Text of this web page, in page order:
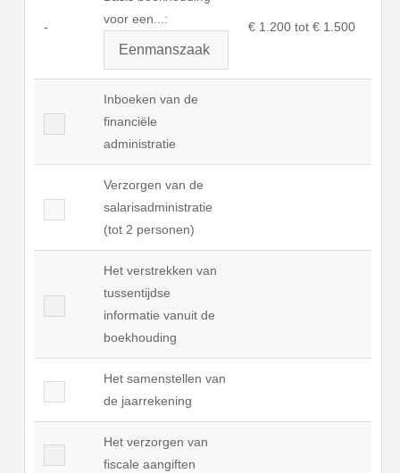
-
voor een...:
€ 1.200 tot € 1.500
Inboeken van de
financiële
administratie
Verzorgen van de
salarisadministratie
(tot 2 personen)
Het verstrekken van
tussentijdse
informatie vanuit de
boekhouding
Het samenstellen van
de jaarrekening
Het verzorgen van
fiscale aangiften